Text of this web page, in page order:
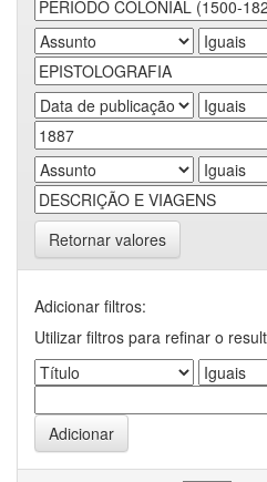
Retornar valores
Adicionar filtros:
Utilizar filtros para refinar o